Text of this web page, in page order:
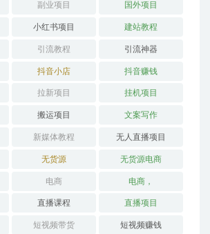
副业项目 国外项目
小红书项目 建站教程
引流教程 引流神器
抖音小店 抖音赚钱
拉新项目 挂机项目
搬运项目 文案写作
新媒体教程 无人直播项目
无货源 无货源电商
电商 电商，
直播课程 直播项目
短视频带货 短视频赚钱